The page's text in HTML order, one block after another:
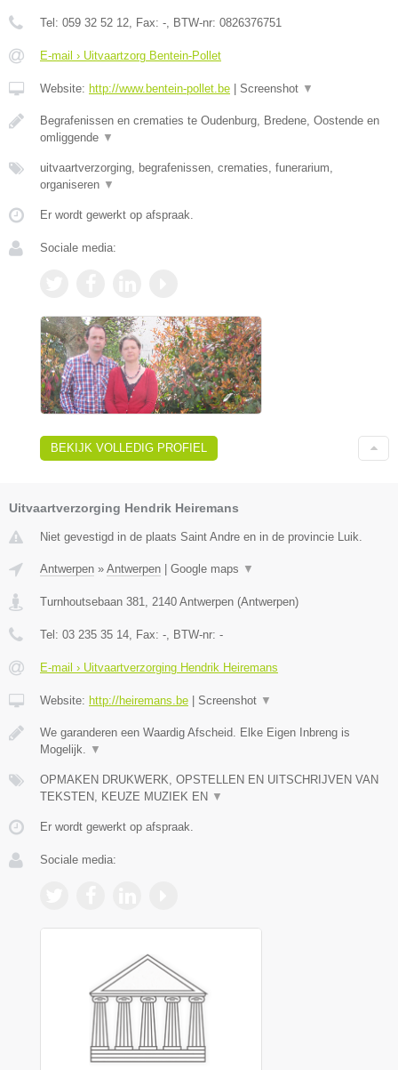
Tel: 059 32 52 12 , Fax: - , BTW-nr: 0826376751
E-mail › Uitvaartzorg Bentein-Pollet
Website: http://www.bentein-pollet.be | Screenshot ▼
Begrafenissen en crematies te Oudenburg, Bredene, Oostende en
omliggende ▼
uitvaartverzorging, begrafenissen, crematies, funerarium,
organiseren ▼
Er wordt gewerkt op afspraak.
Sociale media:
BEKIJK VOLLEDIG PROFIEL
Uitvaartverzorging Hendrik Heiremans
Niet gevestigd in de plaats Saint Andre en in de provincie Luik.
Antwerpen » Antwerpen Google maps ▼
Turnhoutsebaan 381 2140 Antwerpen (Antwerpen)
Tel: 03 235 35 14 , Fax: - , BTW-nr: -
E-mail › Uitvaartverzorging Hendrik Heiremans
Website: http://heiremans.be Screenshot ▼
We garanderen een Waardig Afscheid. Elke Eigen Inbreng is
Mogelijk.
▼
OPMAKEN DRUKWERK, OPSTELLEN EN UITSCHRIJVEN VAN
TEKSTEN, KEUZE MUZIEK EN ▼
Er wordt gewerkt op afspraak.
Sociale media: